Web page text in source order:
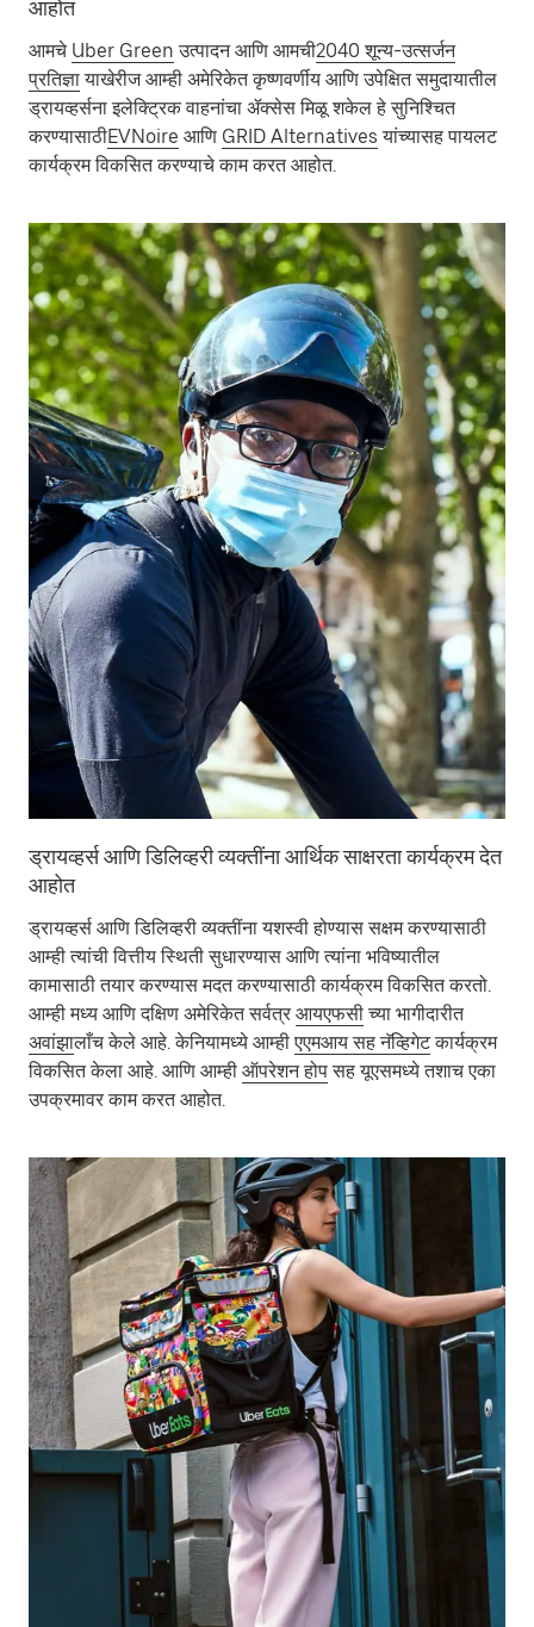
आहोत
आमचे Uber Green उत्पादन आणि आमची2040 शून्य-उत्सर्जन
प्रतिज्ञायाखेरीज आम्ही अमेरिकेत कृष्णवर्णीय आणि उपेक्षित समुदायातील
ड्रायव्हर्सना इलेक्ट्रिक वाहनांचा ॲक्सेस मिळू शकेल हे सुनिश्चित
करण्यासाठीEVNoire आणि GRID Alternatives यांच्यासह पायलट
कार्यक्रम विकसित करण्याचे काम करत आहोत.
ड्रायव्हर्स आणि डिलिव्हरी व्यक्तींना आर्थिक साक्षरता कार्यक्रम देत
आहोत
ड्रायव्हर्स आणि डिलिव्हरी व्यक्तींना यशस्वी होण्यास सक्षम करण्यासाठी
आम्ही त्यांची वित्तीय स्थिती सुधारण्यास आणि त्यांना भविष्यातील
कामासाठी तयार करण्यास मदत करण्यासाठी कार्यक्रम विकसित करतो.
आम्ही मध्य आणि दक्षिण अमेरिकेत सर्वत्र आयएफसीच्या भागीदारीत
अवांझालाँच केले आहे. केनियामध्ये आम्हीएएमआय सहनॅव्हिगेटकार्यक्रम
विकसित केला आहे. आणि आम्ही ऑपरेशन होपसह यूएसमध्ये तशाच एका
उपक्रमावर काम करत आहोत.